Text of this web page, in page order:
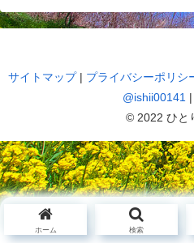
サイトマップ| プライバシーポリシ
@ishii00141 |
© 2022 ひと
ホーム 検索